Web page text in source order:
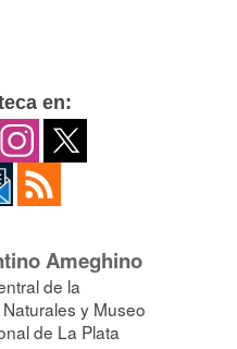
en:
Ameghino
de la
y Museo
de La Plata